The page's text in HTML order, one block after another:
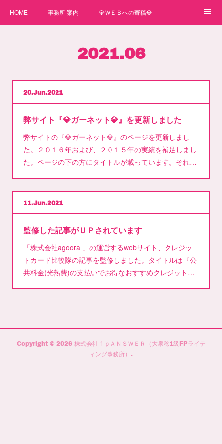
HOME 事務所 案内 💎ＷＥＢへの寄稿💎
弊事務所へのお問い合わせ講師
2021.06
20 Jun 2021
弊サイト『💎ガーネット💎』を更新しました
弊サイトの『💎ガーネット💎』のページを更新しまし
た。２０１６年および、２０１５年の実績を補足しまし
た。ページの下の方にタイトルが載っています。それ…
11 Jun 2021
監修した記事がＵＰされています
「株式会社agoora 」の運営するwebサイト、クレジッ
トカード比較隊の記事を監修しました。タイトルは『公
共料金(光熱費)の支払いでお得なおすすめクレジット…
Copyright © 2026 株式会社ｆｐＡＮＳＷＥＲ（大泉稔1級FPライテ
ィング事務所） .